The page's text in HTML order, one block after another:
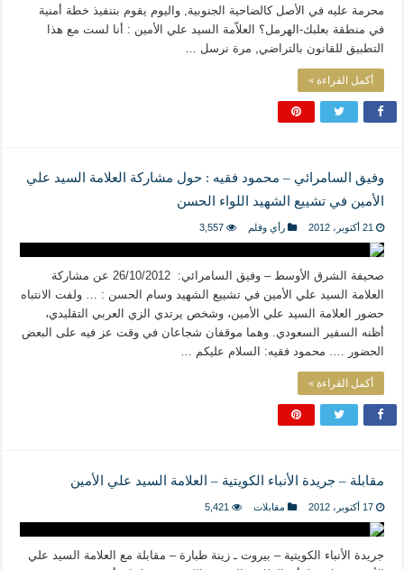
نسج العلاقة مع الآخر تكون من خلال منظومة القيم و المبادئ الانسانية التي تجعل
محرمة عليه في الأصل كالضاحية الجنوبية, واليوم يقوم بتنفيذ خطة أمنية
في منطقة بعلبك-الهرمل؟ العلاّمة السيد علي الأمين : أنا لست مع هذا
التطبيق للقانون بالتراضي, مرة نرسل …
أكمل القراءة »
وفيق السامرائي – محمود فقيه : حول مشاركة العلامة السيد علي
الأمين في تشييع الشهيد اللواء الحسن
21 أكتوبر، 2012 رأي وقلم 3,557
صحيفة الشرق الأوسط – وفيق السامرائي: 26/10/2012 عن مشاركة
العلامة السيد علي الأمين في تشييع الشهيد وسام الحسن : … ولفت الانتباه
حضور العلامة السيد علي الأمين، وشخص يرتدي الزي العربي التقليدي،
أظنه السفير السعودي. وهما موقفان شجاعان في وقت عز فيه على البعض
الحضور …. محمود فقيه: السلام عليكم …
أكمل القراءة »
مقابلة – جريدة الأنباء الكويتية – العلامة السيد علي الأمين
17 أكتوبر، 2012 مقابلات 5,421
جريدة الأنباء الكويتية – بيروت ـ زينة طبارة – مقابلة مع العلامة السيد علي